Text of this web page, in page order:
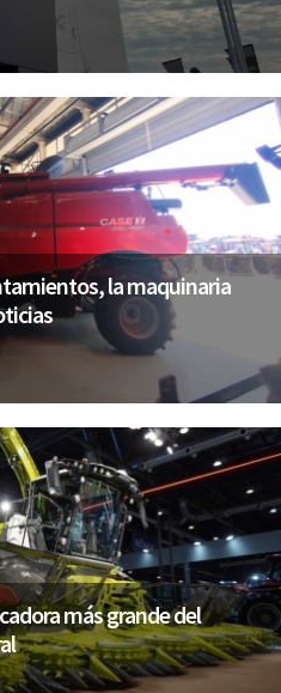
la maquinaria
más grande del